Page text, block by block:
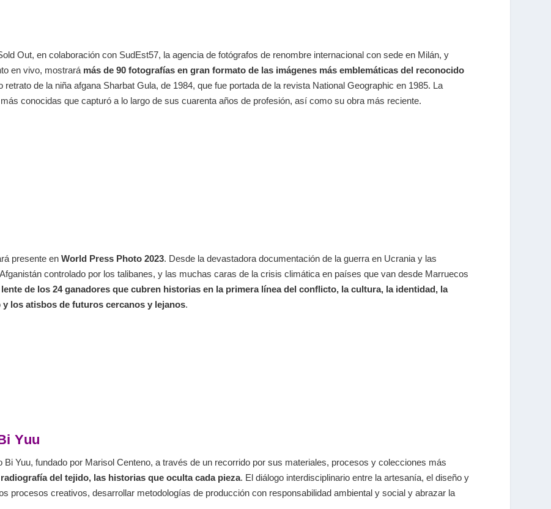
Out, en colaboración con SudEst57, la agencia de fotógrafos de renombre internacional con sede en Milán, y
en vivo, mostrará más de 90 fotografías en gran formato de las imágenes más emblemáticas del reconocido
retrato de la niña afgana Sharbat Gula, de 1984, que fue portada de la revista National Geographic en 1985. La
conocidas que capturó a lo largo de sus cuarenta años de profesión, así como su obra más reciente.
presente en World Press Photo 2023. Desde la devastadora documentación de la guerra en Ucrania y las
controlado por los talibanes, y las muchas caras de la crisis climática en países que van desde Marruecos
lente de los 24 ganadores que cubren historias en la primera línea del conflicto, la cultura, la identidad, la
los atisbos de futuros cercanos y lejanos.
Yuu
Yuu, fundado por Marisol Centeno, a través de un recorrido por sus materiales, procesos y colecciones más
del tejido, las historias que oculta cada pieza. El diálogo interdisciplinario entre la artesanía, el diseño y
procesos creativos, desarrollar metodologías de producción con responsabilidad ambiental y social y abrazar la